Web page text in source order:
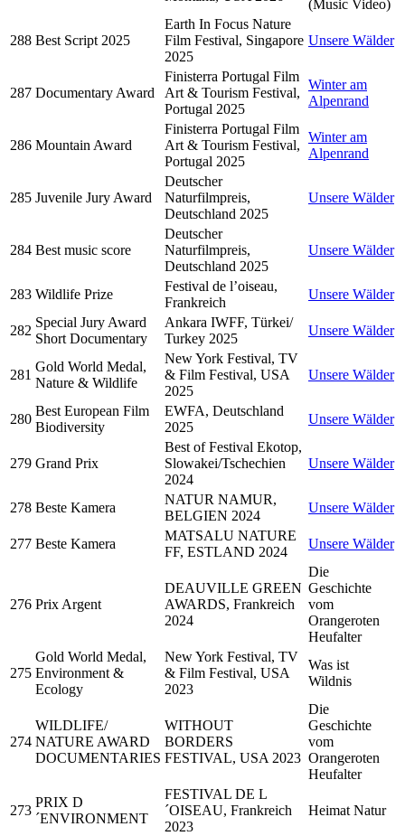
(Music Video)
288 Best Script 2025
Earth In Focus Nature
Film Festival, Singapore
2025
Unsere Wälder
287 Documentary Award
Finisterra Portugal Film
Art & Tourism Festival,
Portugal 2025
Winter am
Alpenrand
286 Mountain Award
Finisterra Portugal Film
Art & Tourism Festival,
Portugal 2025
Winter am
Alpenrand
285 Juvenile Jury Award
Deutscher
Naturfilmpreis,
Deutschland 2025
Unsere Wälder
284 Best music score
Deutscher
Naturfilmpreis,
Deutschland 2025
Unsere Wälder
283 Wildlife Prize
Festival de l’oiseau,
Frankreich
Unsere Wälder
282
Special Jury Award
Short Documentary
Ankara IWFF, Türkei/
Turkey 2025
Unsere Wälder
281
Gold World Medal,
Nature & Wildlife
New York Festival, TV
& Film Festival, USA
2025
Unsere Wälder
280
Best European Film
Biodiversity
EWFA, Deutschland
2025
Unsere Wälder
279 Grand Prix
Best of Festival Ekotop,
Slowakei/Tschechien
2024
Unsere Wälder
278 Beste Kamera
NATUR NAMUR,
BELGIEN 2024
Unsere Wälder
277 Beste Kamera
MATSALU NATURE
FF, ESTLAND 2024
Unsere Wälder
276 Prix Argent
DEAUVILLE GREEN
AWARDS, Frankreich
2024
Die
Geschichte
vom
Orangeroten
Heufalter
275
Gold World Medal,
Environment &
Ecology
New York Festival, TV
& Film Festival, USA
2023
Was ist
Wildnis
274
WILDLIFE/
NATURE AWARD
DOCUMENTARIES
WITHOUT
BORDERS
FESTIVAL, USA 2023
Die
Geschichte
vom
Orangeroten
Heufalter
273
PRIX D
´ENVIRONMENT
FESTIVAL DE L
´OISEAU, Frankreich
2023
Heimat Natur